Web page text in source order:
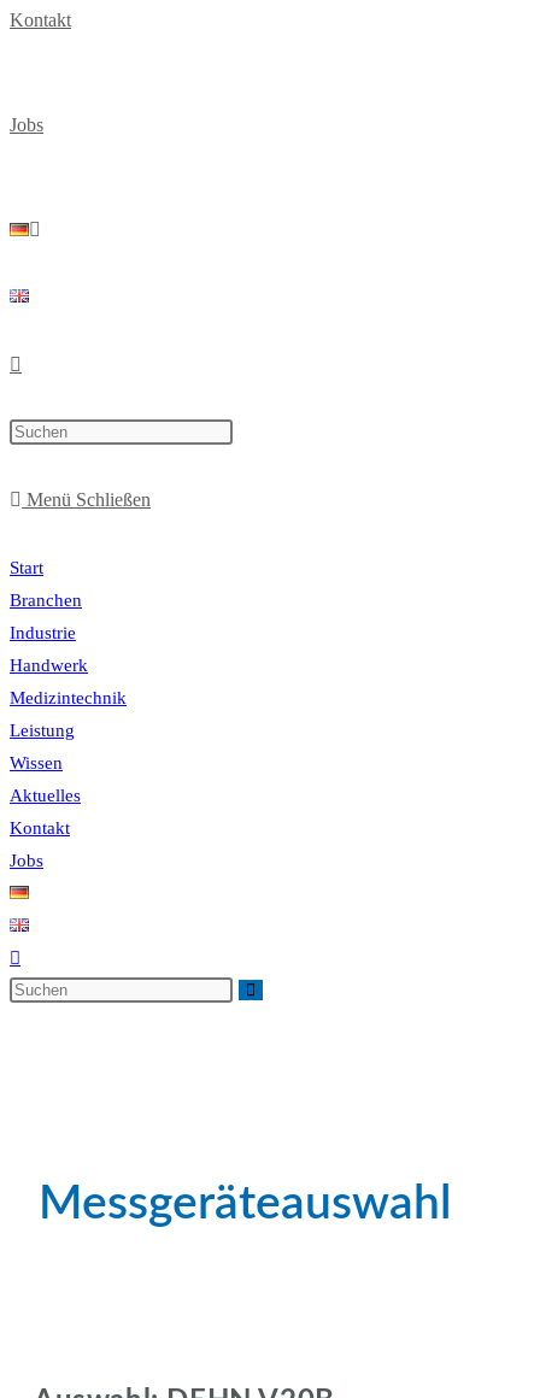
Kontakt
Jobs
Menü Schließen
Start
Branchen
Industrie
Handwerk
Medizintechnik
Leistung
Wissen
Aktuelles
Kontakt
Jobs
Messgeräteauswahl